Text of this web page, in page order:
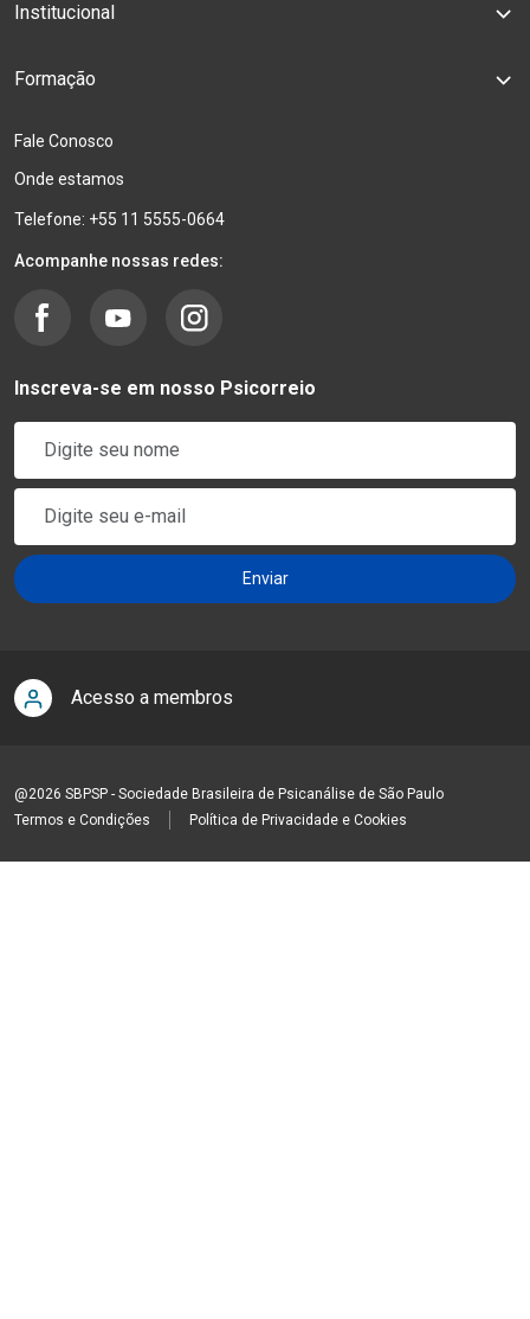
Institucional
Formação
Fale Conosco
Onde estamos
Telefone: +55 11 5555-0664
Acompanhe nossas redes:
Inscreva-se em nosso Psicorreio
Acesso a membros
@2026 SBPSP - Sociedade Brasileira de Psicanálise de São Paulo
Termos e Condições
Política de Privacidade e Cookies